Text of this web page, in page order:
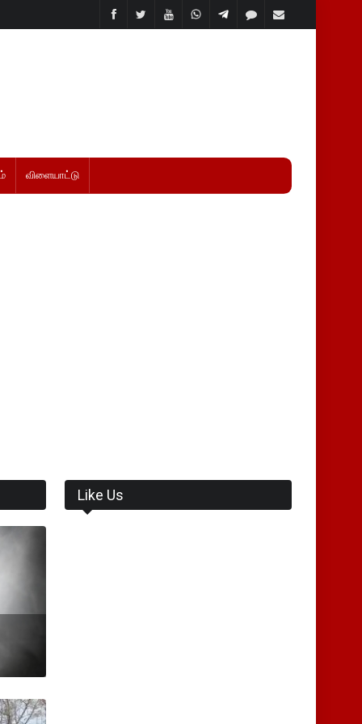
விளையாட்டு
Like Us